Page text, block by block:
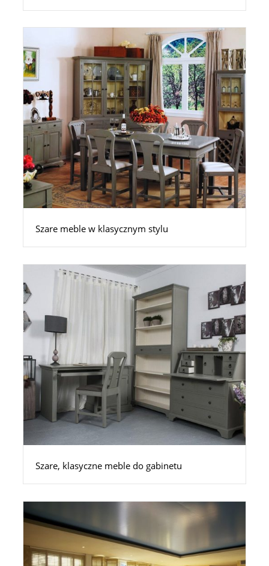
Szare meble w klasycznym stylu
Szare, klasyczne meble do gabinetu